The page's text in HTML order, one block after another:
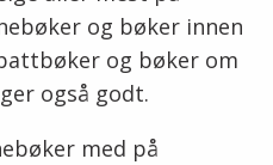
og bøker innen
og bøker om
også godt.
med på